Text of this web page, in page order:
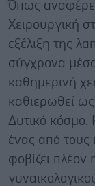
Όπως
Χειρουργική
εξέλιξη της
σύγχρονα
καθημερινή
καθιερωθεί ως
Δυτικό κόσμο.
ένας από τους
φοβίζει πλέον